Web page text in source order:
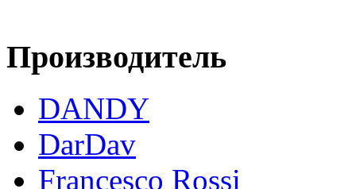
Производитель
DANDY
DarDav
Francesco Rossi